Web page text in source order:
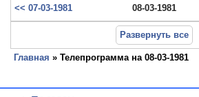
<< 07-03-1981 08-03-1981
Развернуть все
Главная » Телепрограмма на 08-03-1981